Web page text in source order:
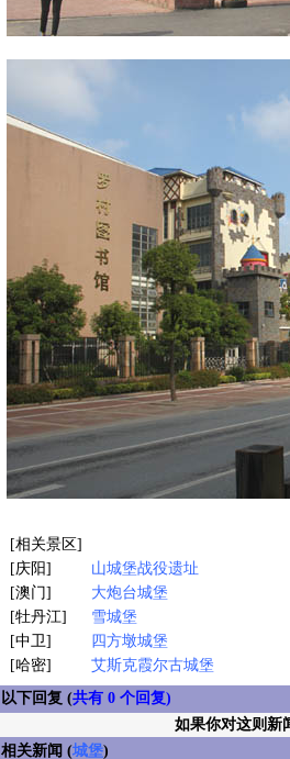
[相关景区]
[庆阳]
山城堡战役遗址
[澳门]
大炮台城堡
[牡丹江]
雪城堡
[中卫]
四方墩城堡
[哈密]
艾斯克霞尔古城堡
以下回复 (共有 0 个回复)
如果你对这则新
相关新闻 (城堡)